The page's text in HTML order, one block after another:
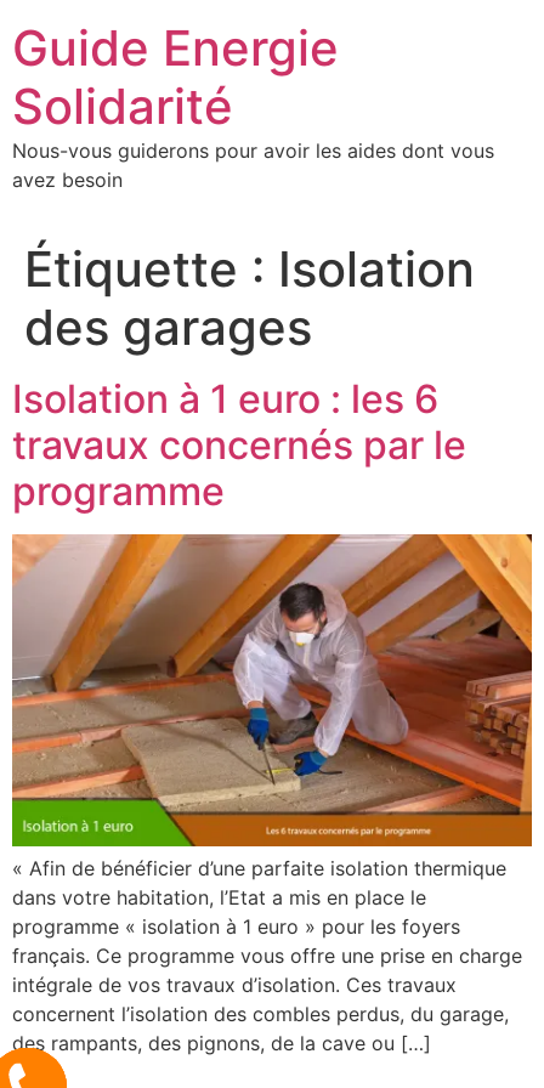
au
contenu
Guide Energie
Solidarité
Nous-vous guiderons pour avoir les aides dont vous
avez besoin
Étiquette : Isolation
des garages
Isolation à 1 euro : les 6
travaux concernés par le
programme
« Afin de bénéficier d’une parfaite isolation thermique
dans votre habitation, l’Etat a mis en place le
programme « isolation à 1 euro » pour les foyers
français. Ce programme vous offre une prise en charge
intégrale de vos travaux d’isolation. Ces travaux
concernent l’isolation des combles perdus, du garage,
des rampants, des pignons, de la cave ou […]